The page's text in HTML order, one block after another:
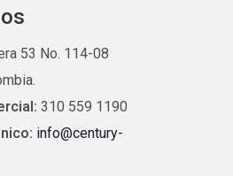
53 No. 114-08
310 559 1190
info@century-